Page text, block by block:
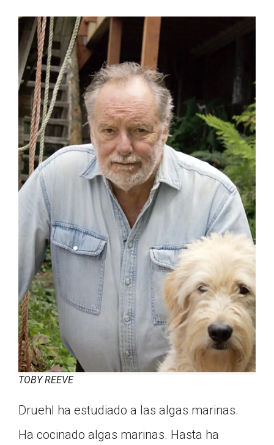
TOBY REEVE
Druehl ha estudiado a las algas marinas.
Ha cocinado algas marinas. Hasta ha
Google Classroom
Click on the icon above to share the article with
a class in your Google Classroom.
Choose an action. Options might include
creating an assignment or asking a question.